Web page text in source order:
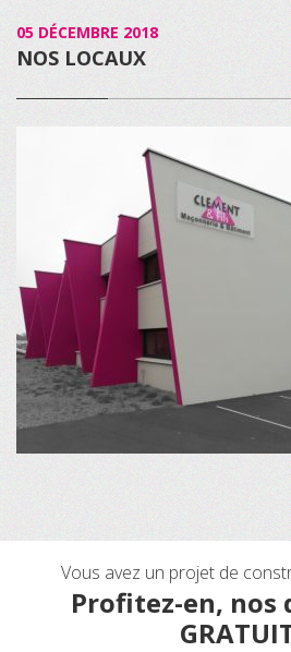
05 DÉCEMBRE 2018
NOS LOCAUX
Vous avez un projet de
Profitez-en, nos